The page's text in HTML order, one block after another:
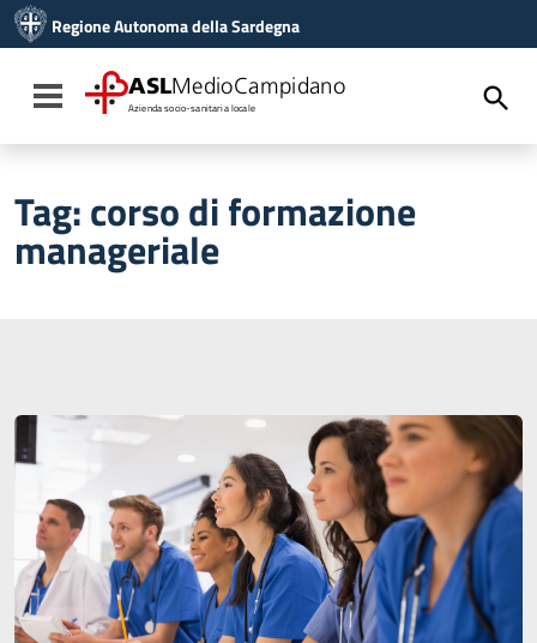
Vai al menu di navigazione
Vai al footer
Regione Autonoma della Sardegna
Toggle navigation
ASLMedioCampidano
Azienda socio-sanitaria locale
Tag:corso di formazione
manageriale